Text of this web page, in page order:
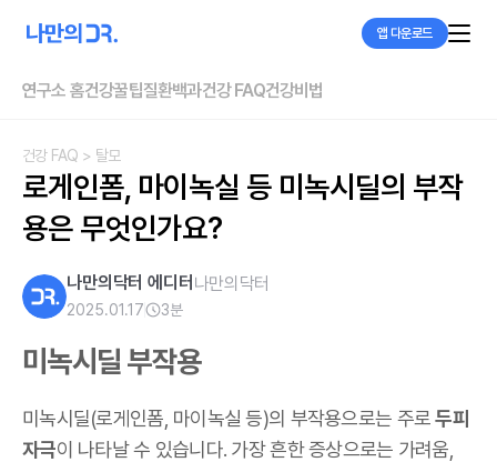
앱 다운로드
연구소 홈건강꿀팁질환백과건강 FAQ건강비법
건강 FAQ > 탈모
로게인폼, 마이녹실 등 미녹시딜의 부작
용은 무엇인가요?
나만의닥터 에디터 나만의닥터
2025.01.17 3분
미녹시딜 부작용
미녹시딜(로게인폼, 마이녹실 등)의 부작용으로는 주로두피
자극이 나타날 수 있습니다. 가장 흔한 증상으로는 가려움,